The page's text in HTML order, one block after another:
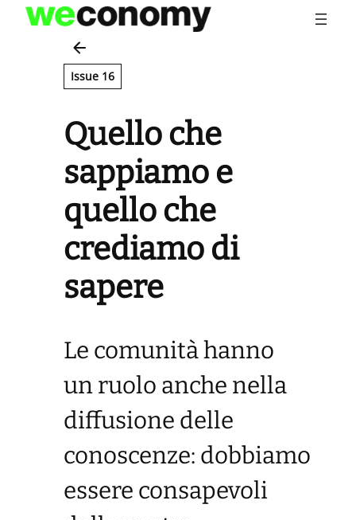
Vai
contenuto
Issue 16
Quello che
sappiamo e
quello che
crediamo di
sapere
Le comunità hanno
un ruolo anche nella
diffusione delle
conoscenze: dobbiamo
essere consapevoli